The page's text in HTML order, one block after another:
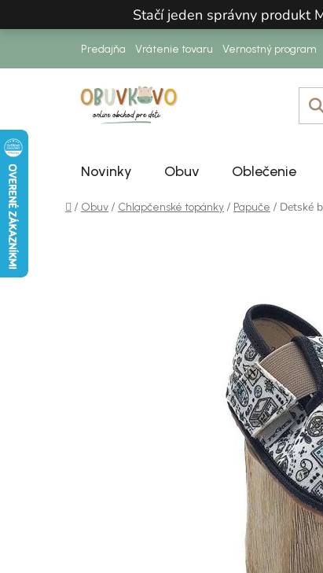
Stačí jeden správny produkt
Predajňa Vrátenie tovaru Vernostný program
Novinky Obuv Oblečenie
Domov
/ Obuv / Chlapčenské topánky / Papuče / Detské